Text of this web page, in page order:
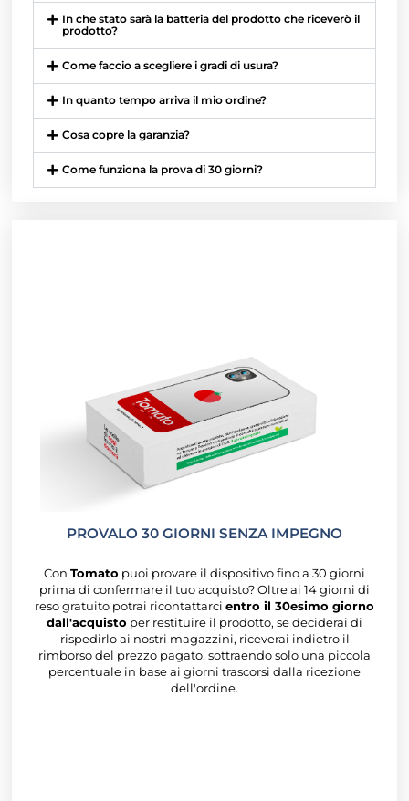
In che stato sarà la batteria del prodotto che riceverò il
prodotto?
Come faccio a scegliere i gradi di usura?
In quanto tempo arriva il mio ordine?
Cosa copre la garanzia?
Come funziona la prova di 30 giorni?
PROVALO 30 GIORNI SENZA IMPEGNO
Con Tomato puoi provare il dispositivo fino a 30 giorni
prima di confermare il tuo acquisto? Oltre ai 14 giorni di
reso gratuito potrai ricontattarci entro il 30esimo giorno
dall'acquisto per restituire il prodotto, se deciderai di
rispedirlo ai nostri magazzini, riceverai indietro il
rimborso del prezzo pagato, sottraendo solo una piccola
percentuale in base ai giorni trascorsi dalla ricezione
dell'ordine.